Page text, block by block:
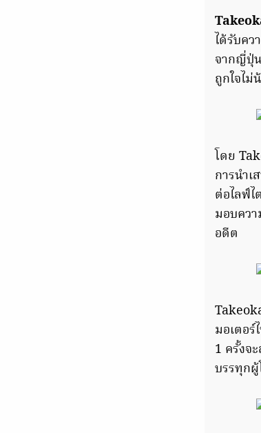
ได้รับค
จากญี่ปุ่
ถูกใจไม่
โดย
การนำ
ต่อไลฟ์
มอบคว
อดีต
มอเตอร์
1 ครั้งจ
บรรทุก